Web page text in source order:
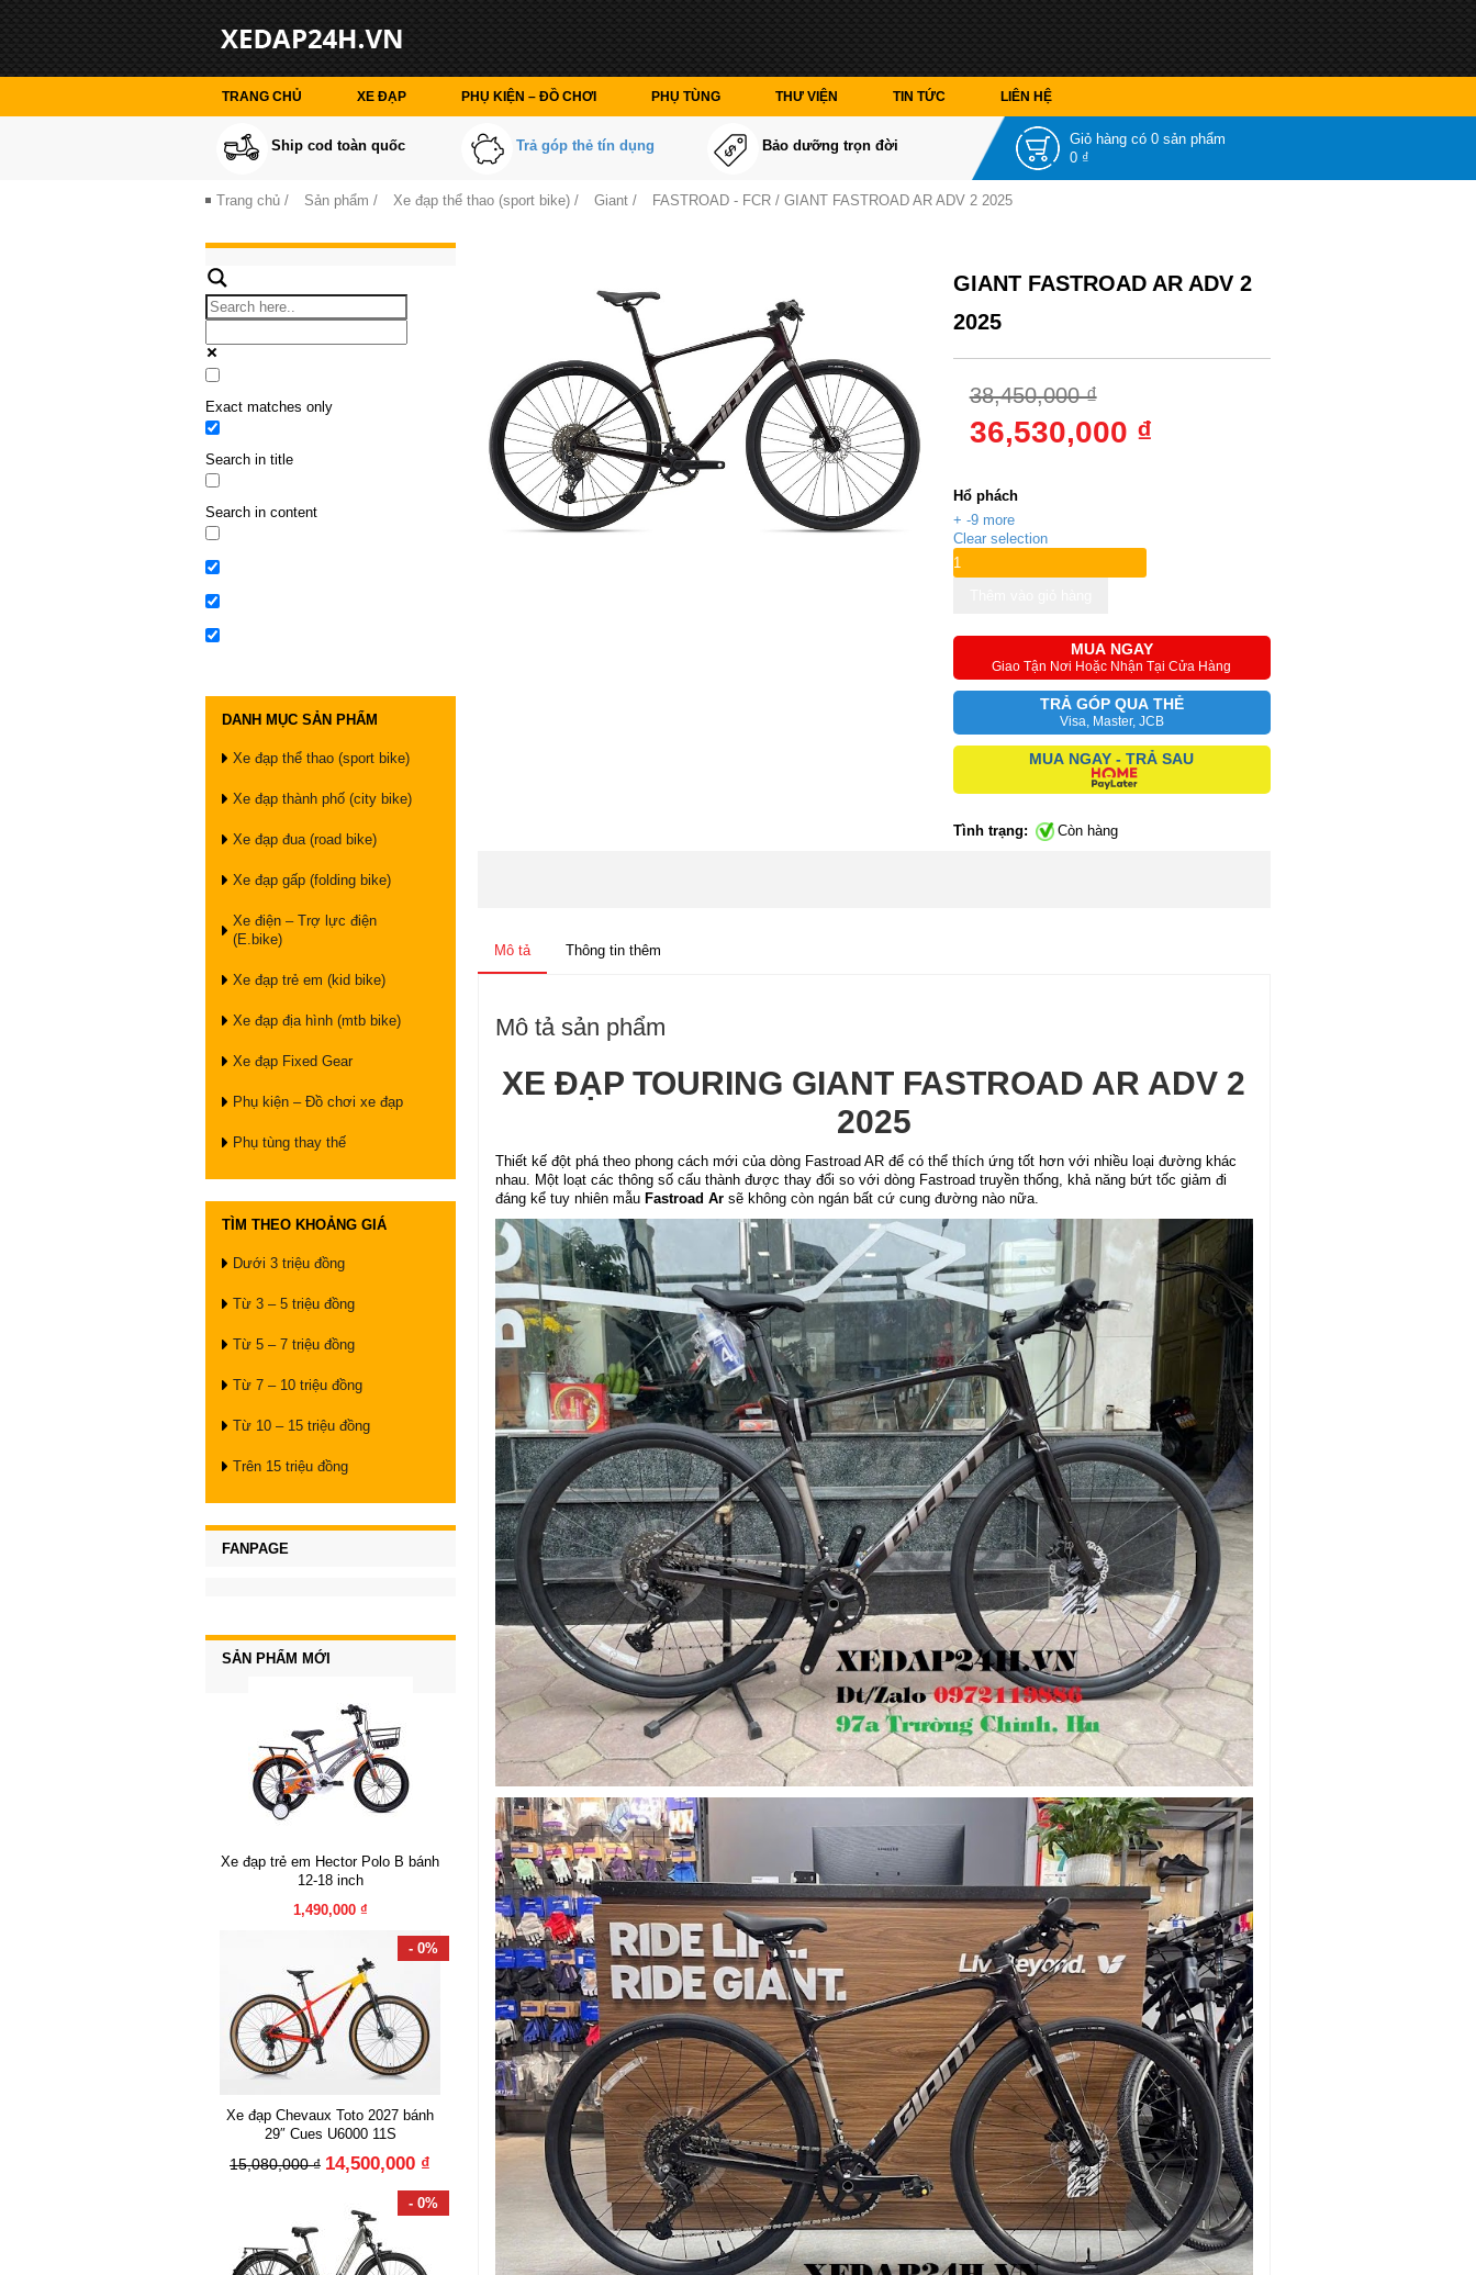
TRANG CHỦ XE ĐẠP PHỤ KIỆN – ĐỒ CHƠI PHỤ TÙNG THƯ VIỆN TIN TỨC LIÊN HỆ
Ship cod toàn quốc Trả góp thẻ tín dụng Bảo dưỡng trọn đời Giỏ hàng có 0 sản phẩm
0 ₫
Trang chủ / Sản phẩm / Xe đạp thể thao (sport bike) / Giant / FASTROAD - FCR / GIANT FASTROAD AR ADV 2 2025
Exact matches only
Search in title
Search in content
DANH MỤC SẢN PHẨM
Xe đạp thể thao (sport bike)
Xe đạp thành phố (city bike)
Xe đạp đua (road bike)
Xe đạp gấp (folding bike)
Xe điện – Trợ lực điện
(E.bike)
Xe đạp trẻ em (kid bike)
Xe đạp địa hình (mtb bike)
Xe đạp Fixed Gear
Phụ kiện – Đồ chơi xe đạp
Phụ tùng thay thế
TÌM THEO KHOẢNG GIÁ
Dưới 3 triệu đồng
Từ 3 – 5 triệu đồng
Từ 5 – 7 triệu đồng
Từ 7 – 10 triệu đồng
Từ 10 – 15 triệu đồng
Trên 15 triệu đồng
FANPAGE
SẢN PHẨM MỚI
Xe đạp trẻ em Hector Polo B bánh
12-18 inch
1,490,000 ₫
- 0%
Xe đạp Chevaux Toto 2027 bánh
29″ Cues U6000 11S
15,080,000 ₫ 14,500,000 ₫
- 0%
GIANT FASTROAD AR ADV 2
2025
38,450,000 ₫
36,530,000 ₫
Hổ phách
+ -9 more
Clear selection
MUA NGAY
Giao Tận Nơi Hoặc Nhận Tại Cửa Hàng
TRẢ GÓP QUA THẺ
Visa, Master, JCB
MUA NGAY - TRẢ SAU
Tình trạng: Còn hàng
Mô tả Thông tin thêm
Mô tả sản phẩm
XE ĐẠP TOURING GIANT FASTROAD AR ADV 2
2025
Thiết kế đột phá theo phong cách mới của dòng Fastroad AR để có thể thích ứng tốt hơn với nhiều loại đường khác
nhau. Một loạt các thông số cấu thành được thay đổi so với dòng Fastroad truyền thống, khả năng bứt tốc giảm đi
đáng kể tuy nhiên mẫu Fastroad Arsẽ không còn ngán bất cứ cung đường nào nữa.